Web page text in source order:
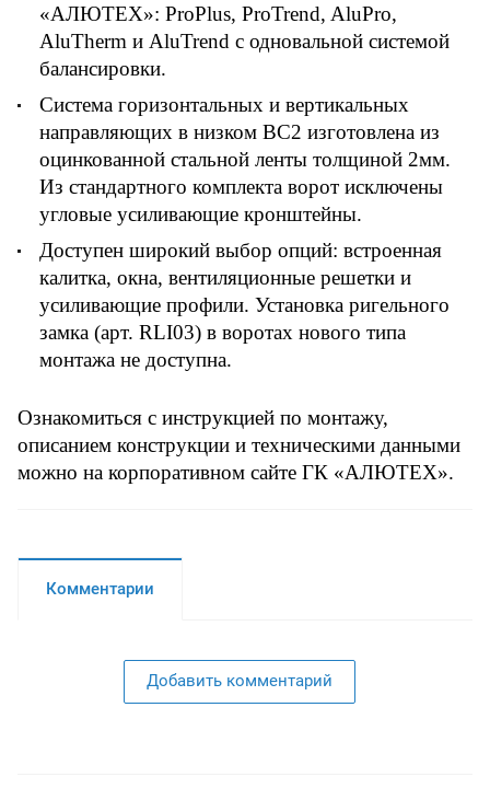
«АЛЮТЕХ»: ProPlus, ProTrend, AluPro,
AluTherm и AluTrend с одновальной системой
балансировки.
Система горизонтальных и вертикальных
направляющих в низком ВС2 изготовлена из
оцинкованной стальной ленты толщиной 2мм.
Из стандартного комплекта ворот исключены
угловые усиливающие кронштейны.
Доступен широкий выбор опций: встроенная
калитка, окна, вентиляционные решетки и
усиливающие профили. Установка ригельного
замка (арт. RLI03) в воротах нового типа
монтажа не доступна.
Ознакомиться с инструкцией по монтажу,
описанием конструкции и техническими данными
можно на корпоративном сайте ГК «АЛЮТЕХ».
Комментарии
Добавить комментарий